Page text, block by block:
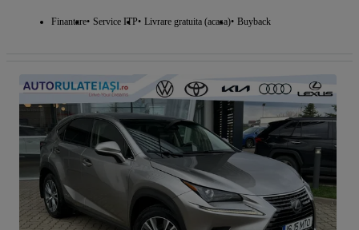
Finantare Service ITP Livrare gratuita (acasa) Buyback